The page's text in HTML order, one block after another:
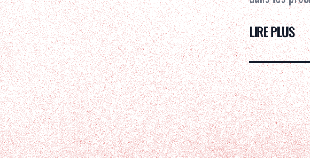
LIRE PLUS